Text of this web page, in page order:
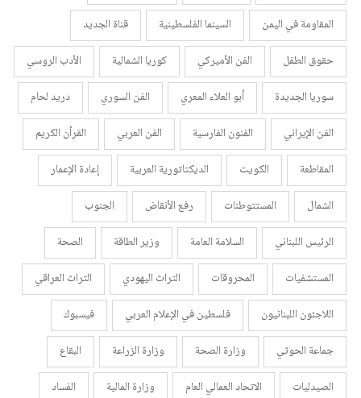
المقاومة في اليمن
السينما الفلسطينية
قناة الجديد
حقوق الطفل
الفن الأميركي كوريا الشمالية
الأدب الروسي
سوريا الجديدة
أبو العلاء المعري الفن السوري
دريد لحام
الفن الإيراني
الفنون الفارسية الفن العربي
القرأن الكريم
المقاطعة
الكويت الديكتاتورية العربية
إعادة الإعمار
الشمال
المستتوطنات رفع الأنقاض
الجنوب
الرئيس اللبناني
السلامة العامة وزير الطاقة
الصحة
المستشفيات
المحروقات التراث اليهودي
التراث العراقي
اللاجئون اللبنانيون
فلسطين في الإعلام العربي
فيسبوك
جماعة الحوثي
وزارة الصحة وزارة الزراعة
البقاع
الصيدليات
الاتحاد العمالي العام وزارة المالية الفساد